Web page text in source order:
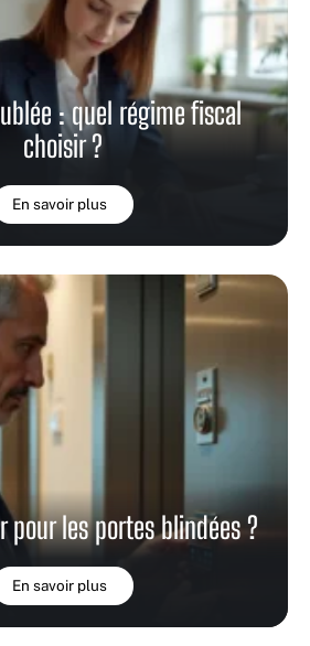
: quel régime fiscal
choisir ?
En savoir plus
pour les portes blindées ?
En savoir plus